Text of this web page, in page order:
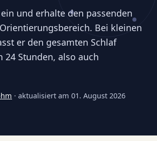
und erhalte den passenden
Bei kleinen
er den gesamten Schlaf
24 Stunden, also auch
· aktualisiert am 01. August 2026